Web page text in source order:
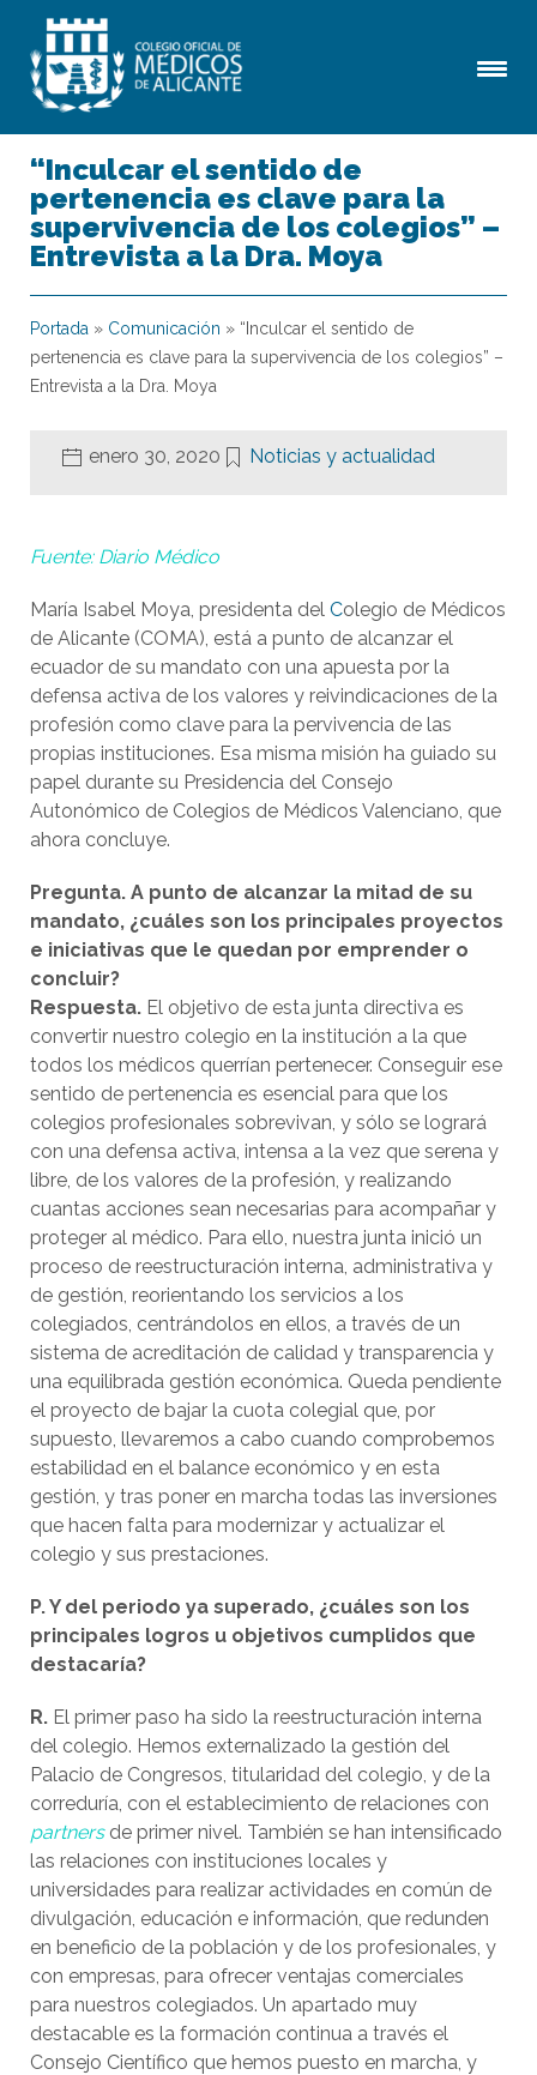
“Inculcar el sentido de
pertenencia es clave para la
supervivencia de los colegios” –
Entrevista a la Dra. Moya
Portada » Comunicación » “Inculcar el sentido de
pertenencia es clave para la supervivencia de los colegios” –
Entrevista a la Dra. Moya
enero 30, 2020 Noticias y actualidad
Fuente: Diario Médico
María Isabel Moya, presidenta del Colegio de Médicos
de Alicante (COMA), está a punto de alcanzar el
ecuador de su mandato con una apuesta por la
defensa activa de los valores y reivindicaciones de la
profesión como clave para la pervivencia de las
propias instituciones. Esa misma misión ha guiado su
papel durante su Presidencia del Consejo
Autonómico de Colegios de Médicos Valenciano, que
ahora concluye.
Pregunta. A punto de alcanzar la mitad de su
mandato, ¿cuáles son los principales proyectos
e iniciativas que le quedan por emprender o
concluir?
Respuesta. El objetivo de esta junta directiva es
convertir nuestro colegio en la institución a la que
todos los médicos querrían pertenecer. Conseguir ese
sentido de pertenencia es esencial para que los
colegios profesionales sobrevivan, y sólo se logrará
con una defensa activa, intensa a la vez que serena y
libre, de los valores de la profesión, y realizando
cuantas acciones sean necesarias para acompañar y
proteger al médico. Para ello, nuestra junta inició un
proceso de reestructuración interna, administrativa y
de gestión, reorientando los servicios a los
colegiados, centrándolos en ellos, a través de un
sistema de acreditación de calidad y transparencia y
una equilibrada gestión económica. Queda pendiente
el proyecto de bajar la cuota colegial que, por
supuesto, llevaremos a cabo cuando comprobemos
estabilidad en el balance económico y en esta
gestión, y tras poner en marcha todas las inversiones
que hacen falta para modernizar y actualizar el
colegio y sus prestaciones.
P. Y del periodo ya superado, ¿cuáles son los
principales logros u objetivos cumplidos que
destacaría?
R. El primer paso ha sido la reestructuración interna
del colegio. Hemos externalizado la gestión del
Palacio de Congresos, titularidad del colegio, y de la
correduría, con el establecimiento de relaciones con
partnersde primer nivel. También se han intensificado
las relaciones con instituciones locales y
universidades para realizar actividades en común de
divulgación, educación e información, que redunden
en beneficio de la población y de los profesionales, y
con empresas, para ofrecer ventajas comerciales
para nuestros colegiados. Un apartado muy
destacable es la formación continua a través el
Consejo Científico que hemos puesto en marcha, y